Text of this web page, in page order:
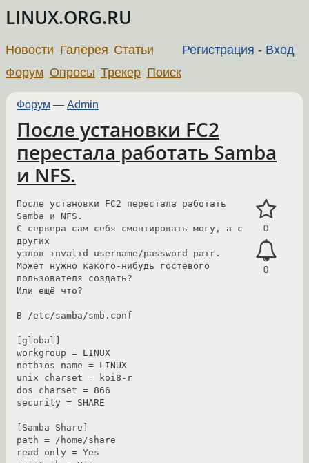
LINUX.ORG.RU
Регистрация - Вход
Новости Галерея Статьи
Форум Опросы Трекер Поиск
Форум — Admin
После установки FC2
перестала работать Samba
и NFS.
0
0
После установки FC2 перестала работать
Samba и NFS.
С сервера сам себя смонтировать могу, а с
других
узлов invalid username/password pair.
Может нужно какого-нибудь гостевого
пользователя создать?
Или ещё что?
В /etc/samba/smb.conf
[global]
workgroup = LINUX
netbios name = LINUX
unix charset = koi8-r
dos charset = 866
security = SHARE
[Samba Share]
path = /home/share
read only = Yes